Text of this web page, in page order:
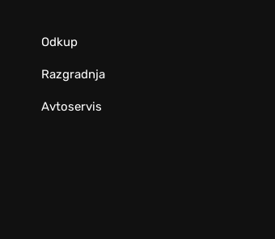
Odkup
Razgradnja
Avtoservis